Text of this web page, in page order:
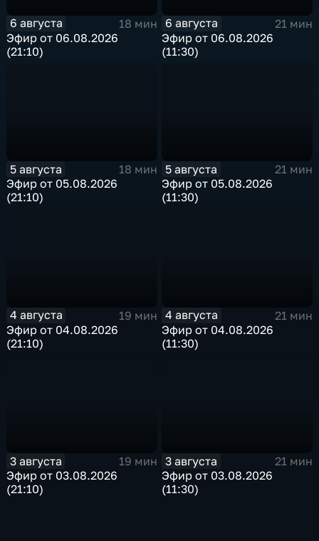
6 августа
18 мин
Эфир от 06.08.2026
(21:10)
6 августа
21 мин
Эфир от 06.08.2026
(11:30)
5 августа
18 мин
Эфир от 05.08.2026
(21:10)
5 августа
21 мин
Эфир от 05.08.2026
(11:30)
4 августа
19 мин
Эфир от 04.08.2026
(21:10)
4 августа
21 мин
Эфир от 04.08.2026
(11:30)
3 августа
19 мин
Эфир от 03.08.2026
(21:10)
3 августа
21 мин
Эфир от 03.08.2026
(11:30)